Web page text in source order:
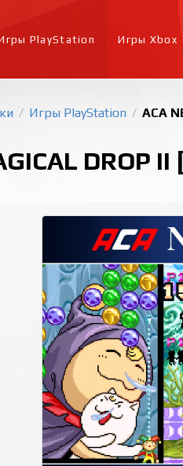
PlayStation Игры Xbox
/ Игры PlayStation / ACA
DROP II